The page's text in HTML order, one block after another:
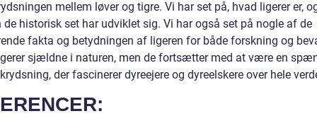
mellem løver og tigre. Vi har set på, hvad ligerer er,
de historisk set har udviklet sig. Vi har også set på nogle af de
fakta og betydningen af ligeren for både forskning og
sjældne i naturen, men de fortsætter med at være en
der fascinerer dyreejere og dyreelskere over hele